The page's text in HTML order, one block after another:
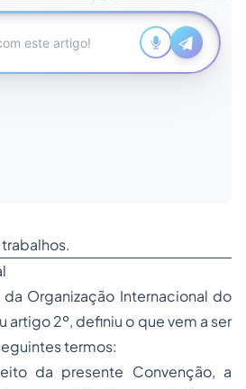
da Organização Internacional do
artigo 2º, definiu o que vem a ser
termos:
da presente Convenção, a